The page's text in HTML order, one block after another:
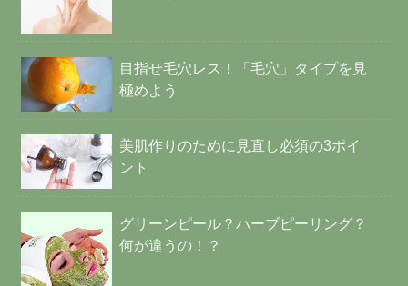
目指せ毛穴レス！「毛穴」タイプを見
極めよう
美肌作りのために見直し必須の3ポイ
ント
グリーンピール？ハーブピーリング？
何が違うの！？